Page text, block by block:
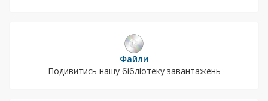
Файли
Подивитись нашу бібліотеку завантажень